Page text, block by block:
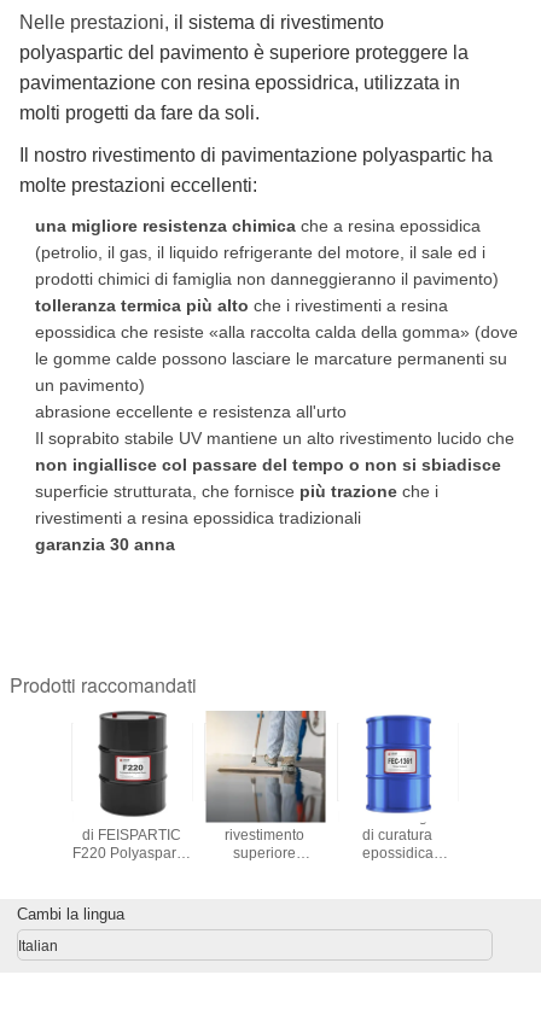
Nelle prestazioni, il sistema di rivestimento
polyaspartic del pavimento è superiore proteggere la
pavimentazione con resina epossidrica, utilizzata in
molti progetti da fare da soli.
Il nostro rivestimento di pavimentazione polyaspartic ha
molte prestazioni eccellenti:
una migliore resistenza chimicache a resina epossidica
(petrolio, il gas, il liquido refrigerante del motore, il sale ed i
prodotti chimici di famiglia non danneggieranno il pavimento)
tolleranza termica più alto che i rivestimenti a resina
epossidica che resiste «alla raccolta calda della gomma» (dove
le gomme calde possono lasciare le marcature permanenti su
un pavimento)
abrasione eccellente e resistenza all'urto
Il soprabito stabile UV mantiene un alto rivestimento lucido che
non ingiallisce col passare del tempo o non si sbiadisce
superficie strutturata, che fornisce più trazioneche i
rivestimenti a resina epossidica tradizionali
garanzia 30 anna
Prodotti raccomandati
Resina Subsititute
di FEISPARTIC
F220 Polyaspartic
Pavimenti con
rivestimento
superiore
rivestimento
FEC-1361 Agente
di curatura
epossidica
Cambi la lingua
Italian